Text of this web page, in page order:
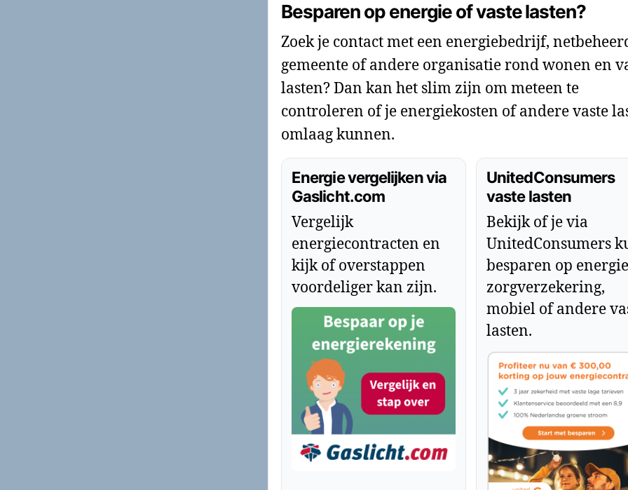
Besparen op energie of vaste lasten?
Zoek je contact met een energiebedrijf,
gemeente of andere organisatie rond wonen en
lasten? Dan kan het slim zijn om meteen te
controleren of je energiekosten of andere vaste
omlaag kunnen.
Energie vergelijken via
Gaslicht.com
Vergelijk
energiecontracten en
kijk of overstappen
voordeliger kan zijn.
UnitedConsumers
vaste lasten
Bekijk of je via
UnitedConsumers
besparen op
zorgverzekering,
mobiel of andere
lasten.